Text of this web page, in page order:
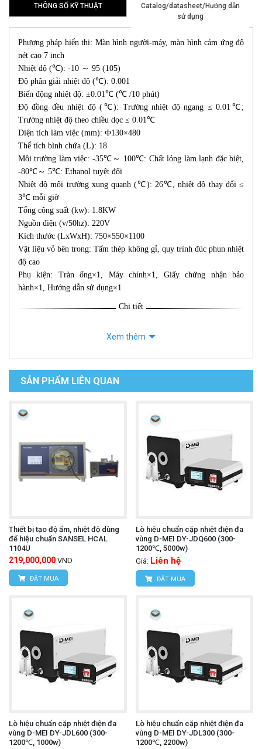
THÔNG SỐ KỸ THUẬT
Catalog/datasheet/Hướng dẫn
sử dụng
Phương pháp hiển thị: Màn hình người-máy, màn hình cảm ứng độ
nét cao 7 inch
Nhiệt độ (℃): -10 ～ 95 (105)
Độ phân giải nhiệt độ (℃): 0.001
Biến động nhiệt độ: ±0.01℃ (℃ /10 phút)
Độ đồng đều nhiệt độ (℃): Trường nhiệt độ ngang ≤ 0.01℃;
Trường nhiệt độ theo chiều dọc ≤ 0.01℃
Diện tích làm việc (mm): Ф130×480
Thể tích bình chứa (L): 18
Môi trường làm việc: -35℃～ 100℃: Chất lỏng làm lạnh đặc biệt,
-80℃～ 5℃: Ethanol tuyệt đối
Nhiệt độ môi trường xung quanh (℃): 26℃, nhiệt độ thay đổi ≤
3℃ mỗi giờ
Tổng công suất (kw): 1.8KW
Nguồn điện (v/50hz): 220V
Kích thước (LxWxH): 750×550×1100
Vật liệu vỏ bên trong: Tấm thép không gỉ, quy trình đúc phun nhiệt
độ cao
Phụ kiện: Tràn ống×1, Máy chính×1, Giấy chứng nhận bảo
hành×1, Hướng dẫn sử dụng×1
Chi tiết
Xem thêm
SẢN PHẨM LIÊN QUAN
Thiết bị tạo độ ẩm, nhiệt độ dùng
để hiệu chuẩn SANSEL HCAL
1104U
219,000,000 VND
ĐẶT MUA
Lò hiệu chuẩn cặp nhiệt điện đa
vùng D-MEI DY-JDQ600 (300-
1200℃, 5000w)
Giá: Liên hệ
ĐẶT MUA
Lò hiệu chuẩn cặp nhiệt điện đa
vùng D-MEI DY-JDL600 (300-
1200℃, 1000w)
Lò hiệu chuẩn cặp nhiệt điện đa
vùng D-MEI DY-JDL300 (300-
1200℃, 2200w)